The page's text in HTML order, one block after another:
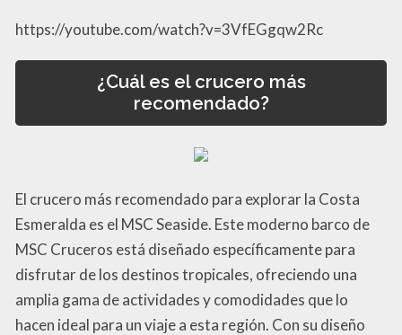
https://youtube.com/watch?v=3VfEGgqw2Rc
¿Cuál es el crucero más
recomendado?
El crucero más recomendado para explorar la Costa
Esmeralda es el MSC Seaside. Este moderno barco de
MSC Cruceros está diseñado específicamente para
disfrutar de los destinos tropicales, ofreciendo una
amplia gama de actividades y comodidades que lo
hacen ideal para un viaje a esta región. Con su diseño